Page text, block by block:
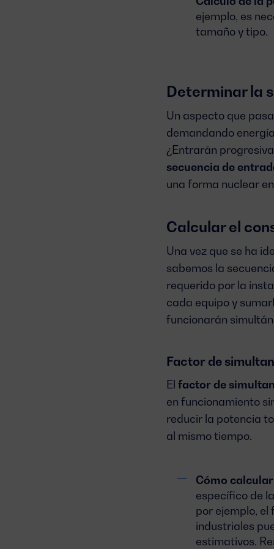
ejemplo, es
tamaño y tipo.
Determinar la
Un aspecto que
demandando
¿Entrarán
secuencia de
una forma nuclear
Calcular el
Una vez que se ha
sabemos la
requerido por la
cada equipo y
funcionarán
Factor de
El factor de
en funcionamiento
reducir la potencia
al mismo tiempo.
Cómo
específico de
por ejemplo,
industriales
estimativos.